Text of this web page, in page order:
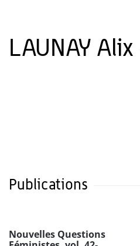
LAUNAY Alix
Publications
Nouvelles Questions